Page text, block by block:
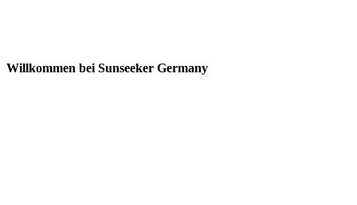
Willkommen bei Sunseeker Germany